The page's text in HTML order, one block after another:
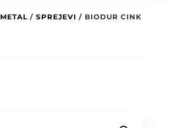
METAL/ SPREJEVI / BIODUR CINK